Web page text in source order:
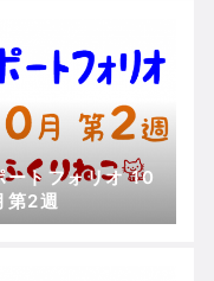
ートフォリオ 10
第2週